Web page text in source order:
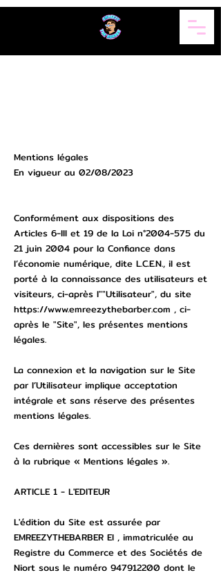
Mentions légales
En vigueur au 02/08/2023
Conformément aux dispositions des
Articles 6-III et 19 de la Loi n°2004-575 du
21 juin 2004 pour la Confiance dans
l’économie numérique, dite L.C.E.N., il est
porté à la connaissance des utilisateurs et
visiteurs, ci-après l""Utilisateur", du site
https://www.emreezythebarber.com , ci-
après le "Site", les présentes mentions
légales.
La connexion et la navigation sur le Site
par l’Utilisateur implique acceptation
intégrale et sans réserve des présentes
mentions légales.
Ces dernières sont accessibles sur le Site
à la rubrique « Mentions légales ».
ARTICLE 1 - L'EDITEUR
L'édition du Site est assurée par
EMREEZYTHEBARBER EI , immatriculée au
Registre du Commerce et des Sociétés de
Niort sous le numéro 947912200 dont le